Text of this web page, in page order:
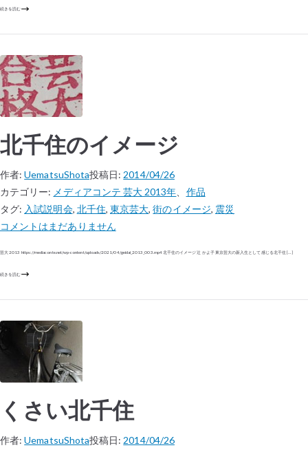
続きを読む
北千住のイメージ
作者:UematsuShota投稿日: 2014/04/26
カテゴリー: メディアコンテ 芸大 2013年
作品
タグ: 入試説明会, 北千住, 東京芸大,街のイメージ, 震災
コメントはまだありません
芸大 2013 https://mediaconte.net/wp-content/uploads/2021/04/geidai_2013_003.mp4 北千住のイメージ 辻 かよ子 東京芸大の新入生として感じる北千住 […]
続きを読む
くさい北千住
作者:UematsuShota投稿日: 2014/04/26